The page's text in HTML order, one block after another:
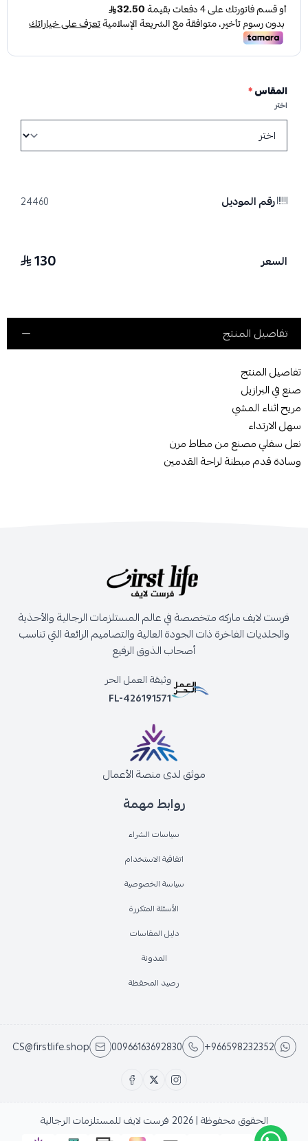
المقاس*
اختر
رقم الموديل 24460
السعر 130
تفاصيل المنتج
تفاصيل المنتج
صنع في البرازيل
مريح اثناء المشي
سهل الارتداء
نعل سفلي مصنع من مطاط مرن
وسادة قدم مبطنة لراحة القدمين
روابط مهمة
سياسات الشراء
اتفاقية الاستخدام
سياسة الخصوصية
الأسئلة المتكررة
دليل المقاسات
المدونة
رصيد المحفظة
فرست لايف ماركه متخصصة في عالم المستلزمات الرجالية والأحذية
والجلديات الفاخرة ذات الجودة العالية والتصاميم الرائعة التي تناسب
أصحاب الذوق الرفيع
وثيقة العمل الحر
FL-426191571
موثق لدى منصة الأعمال
+966598232352
00966163692830
CS@firstlife.shop
الحقوق محفوظة | 2026 فرست لايف للمستلزمات الرجالية